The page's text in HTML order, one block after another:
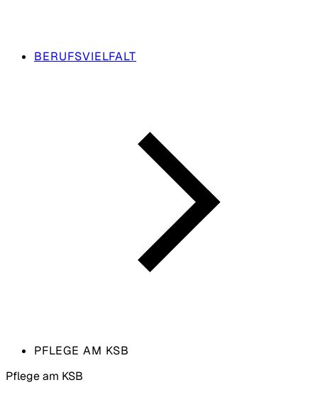
BERUFSVIELFALT
PFLEGE AM KSB
Pflege am KSB